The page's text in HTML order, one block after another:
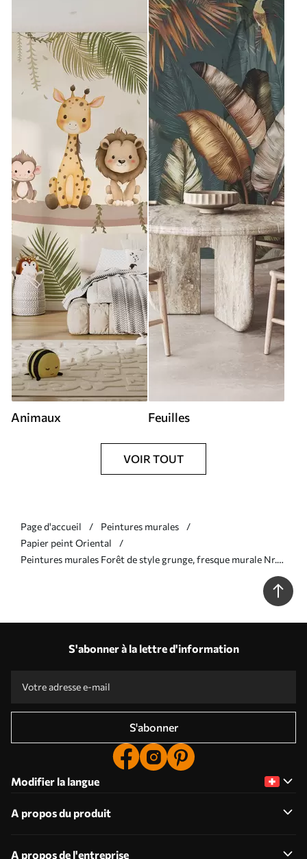
Animaux Feuilles
VOIR TOUT
Page d'accueil
Peintures murales
Papier peint Oriental
Peintures murales Forêt de style grunge, fresque murale Nr.
S'abonner à la lettre d'information
S'abonner
Modifier la langue
A propos du produit
A propos de l'entreprise